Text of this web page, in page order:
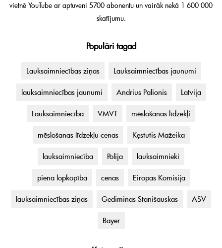
vietnē YouTube ar aptuveni 5700 abonentu un vairāk nekā 1 600 000
skatījumu.
Populāri tagad
Lauksaimniecības ziņas Lauksaimniecības jaunumi
lauksaimniecības jaunumi Andrius Palionis Latvija
Lauksaimniecība VMVT mēslošanas līdzekļi
mēslošanas līdzekļu cenas Kęstutis Mažeika
lauksaimniecība Polija lauksaimnieki
piena lopkopība cenas Eiropas Komisija
lauksaimniecības ziņas Gediminas Stanišauskas ASV
Bayer